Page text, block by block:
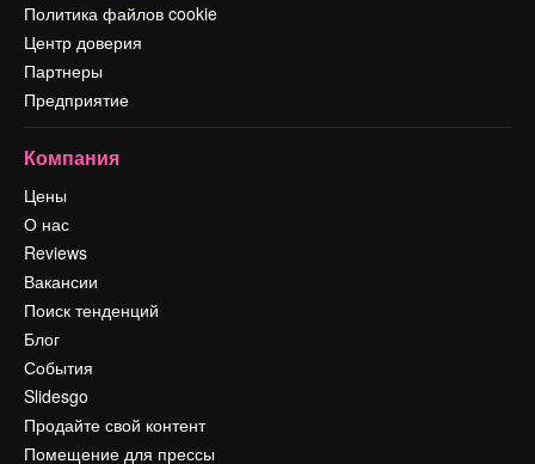
Политика файлов cookie
Центр доверия
Партнеры
Предприятие
Компания
Цены
О нас
Reviews
Вакансии
Поиск тенденций
Блог
События
Slidesgo
Продайте свой контент
Помещение для прессы